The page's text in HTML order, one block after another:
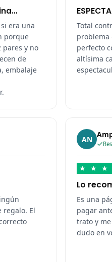
era una
porque
pares y no
de
embalaje
Total
problema
perfecto
altísima
regalo. El
AN
★ ★ ★
Lo
Es una
pagar
trato y
dudo en